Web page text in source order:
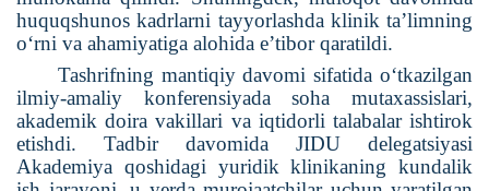
huquqshunos kadrlarni tayyorlashda klinik ta’limning
o‘rni va ahamiyatiga alohida e’tibor qaratildi.
Tashrifning mantiqiy davomi sifatida o‘tkazilgan
ilmiy-amaliy konferensiyada soha mutaxassislari,
akademik doira vakillari va iqtidorli talabalar ishtirok
etishdi. Tadbir davomida JIDU delegatsiyasi
Akademiya qoshidagi yuridik klinikaning kundalik